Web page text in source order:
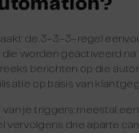
de 3-3-3-regel
die worden geactiveerd
berichten op die
op basis van
je triggers: meestal
vervolgens drie aparte